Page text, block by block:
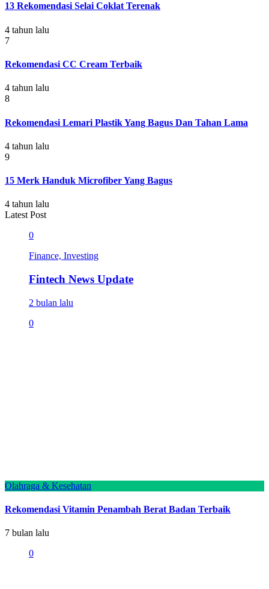
13 Rekomendasi Selai Coklat Terenak
4 tahun lalu
7
Rekomendasi CC Cream Terbaik
4 tahun lalu
8
Rekomendasi Lemari Plastik Yang Bagus Dan Tahan Lama
4 tahun lalu
9
15 Merk Handuk Microfiber Yang Bagus
4 tahun lalu
Latest Post
0
Finance, Investing
Fintech News Update
2 bulan lalu
0
Olahraga & Kesehatan
Rekomendasi Vitamin Penambah Berat Badan Terbaik
7 bulan lalu
0